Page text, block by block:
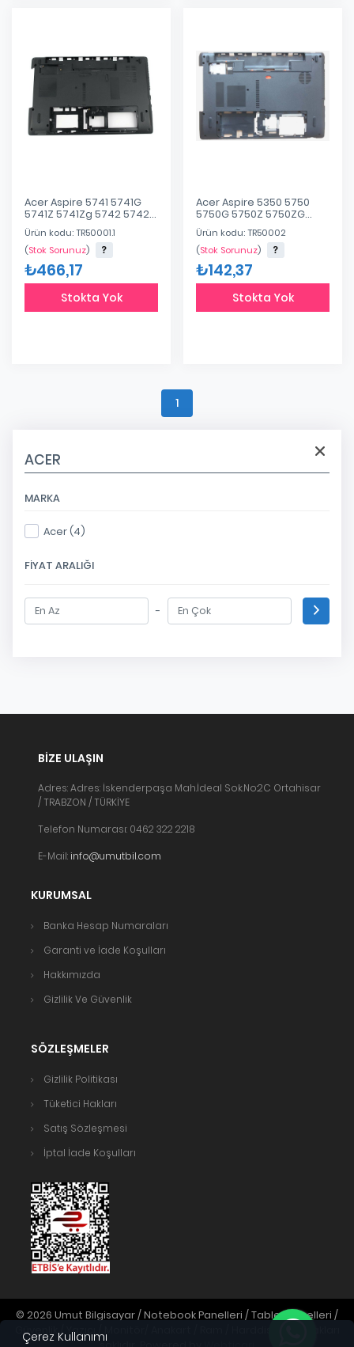
Çerez Kullanımı
ACER
MARKA
Acer (4)
FIYAT ARALIĞI
-
Acer Aspire 5741 5741G
5741Z 5741Zg 5742 5742g
5742Zg 5551 5551G 5251G
5552 5552G 5552ZG
5552Z 5252 5253 5250 Alt
Kasa
Ürün kodu: TR50001.1
(Stok Sorunuz)
₺466,17
Stokta Yok
Acer Aspire 5350 5750
5750G 5750Z 5750ZG
5755 5755G 5755Z
5755ZG P5WE0
AP0HI000410 Alt Kasa
Ürün kodu: TR50002
(Stok Sorunuz)
₺142,37
Stokta Yok
1
BIZE ULAŞIN
Adres: Adres: İskenderpaşa Mah.İdeal Sok.No:2C Ortahisar
/ TRABZON / TÜRKİYE
Telefon Numarası: 0462 322 2218
E-Mail: info@umutbil.com
KURUMSAL
Banka Hesap Numaraları
Garanti ve İade Koşulları
Hakkımızda
Gizlilik Ve Güvenlik
SÖZLEŞMELER
Gizlilik Politikası
Tüketici Hakları
Satış Sözleşmesi
İptal İade Koşulları
© 2026 Umut Bilgisayar / Notebook Panelleri / Tablet Panelleri /
Güvenlik / Yazıcı / Monitör/ Anakart / Ram / Harddisk. Tüm hakları